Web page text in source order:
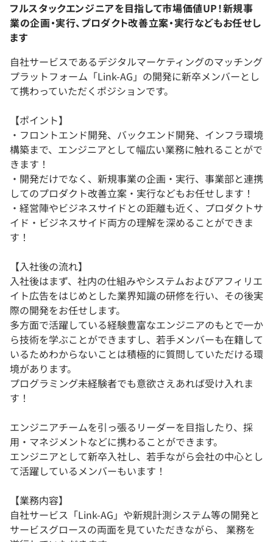
フルスタックエンジニアを目指して市場価値UP！新規事
業の企画・実行、プロダクト改善立案・実行などもお任せし
ます
自社サービスであるデジタルマーケティングのマッチング
プラットフォーム「Link-AG」の開発に新卒メンバーとし
て携わっていただくポジションです。
【ポイント】
・フロントエンド開発、バックエンド開発、インフラ環境
構築まで、エンジニアとして幅広い業務に触れることがで
きます！
・開発だけでなく、新規事業の企画・実行、事業部と連携
してのプロダクト改善立案・実行などもお任せします！
・経営陣やビジネスサイドとの距離も近く、プロダクトサ
イド・ビジネスサイド両方の理解を深めることができま
す！
【入社後の流れ】
入社後はまず、社内の仕組みやシステムおよびアフィリエ
イト広告をはじめとした業界知識の研修を行い、その後実
際の開発をお任せします。
多方面で活躍している経験豊富なエンジニアのもとで一か
ら技術を学ぶことができますし、若手メンバーも在籍して
いるためわからないことは積極的に質問していただける環
境があります。
プログラミング未経験者でも意欲さえあれば受け入れま
す！
エンジニアチームを引っ張るリーダーを目指したり、採
用・マネジメントなどに携わることができます。
エンジニアとして新卒入社し、若手ながら会社の中心とし
て活躍しているメンバーもいます！
【業務内容】
自社サービス「Link-AG」や新規計測システム等の開発と
サービスグロースの両面を見ていただきながら、 業務を